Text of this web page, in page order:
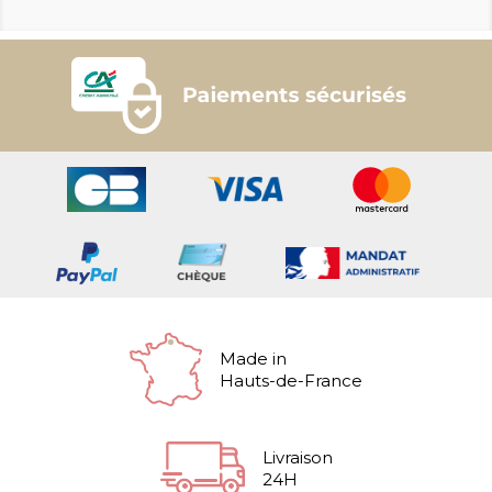
Made in
Hauts-de-France
Livraison
24H